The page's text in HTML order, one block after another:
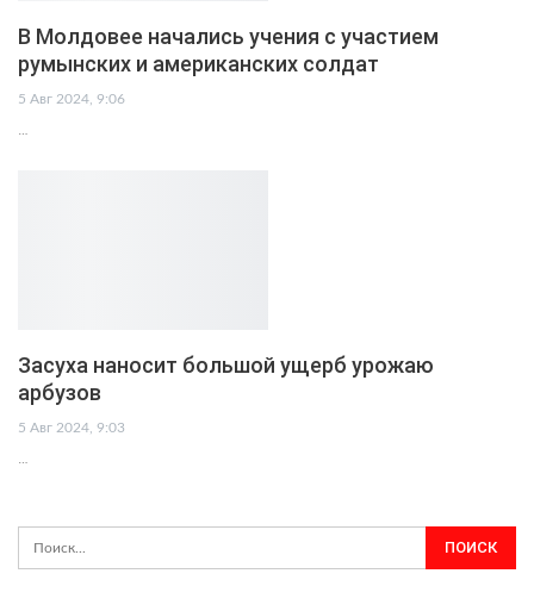
В Молдовее начались учения с участием
румынских и американских солдат
5 Авг 2024, 9:06
…
Засуха наносит большой ущерб урожаю
арбузов
5 Авг 2024, 9:03
…